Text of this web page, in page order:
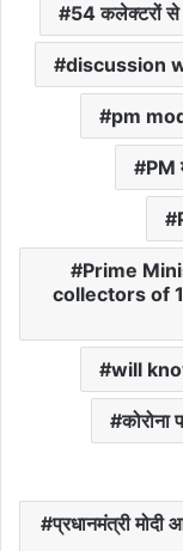
54 कलेक्टरों से
discussion
pm
PM
Prime
collectors of
will
कोरोना
प्रधानमंत्री